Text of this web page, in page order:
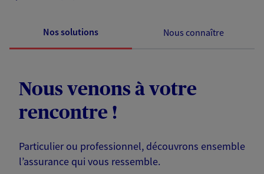
Nos solutions Nous connaître
Nous venons à votre
rencontre !
Particulier ou professionnel, découvrons ensemble
l’assurance qui vous ressemble.